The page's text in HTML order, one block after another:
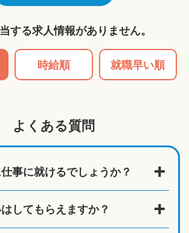
する求人情報がありません。
時給順 就職早い順
よくある質問
事に就けるでしょうか？
してもらえますか？